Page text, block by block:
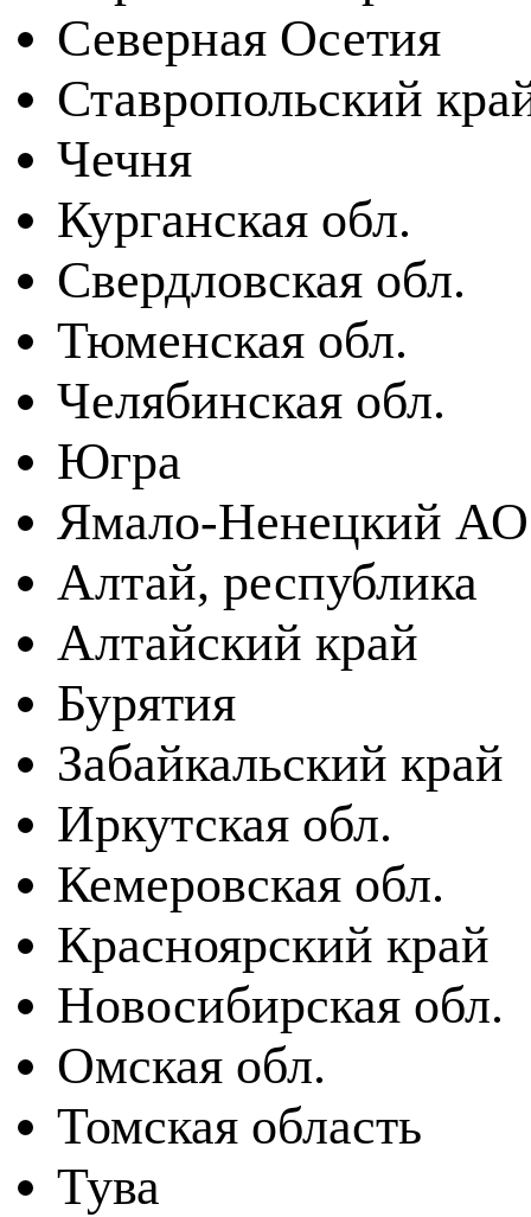
Северная Осетия
Ставропольский
Чечня
Курганская обл.
Свердловская обл.
Тюменская обл.
Челябинская обл.
Югра
Ямало-Ненецкий АО
Алтай, республика
Алтайский край
Бурятия
Забайкальский край
Иркутская обл.
Кемеровская обл.
Красноярский край
Новосибирская обл.
Омская обл.
Томская область
Тува